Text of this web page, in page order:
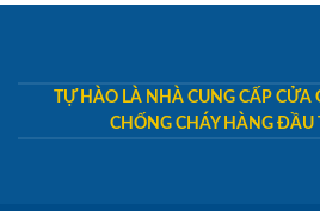
TỰ HÀO LÀ NHÀ CUNG CẤP CỬA
CHỐNG CHÁY HÀNG ĐẦU